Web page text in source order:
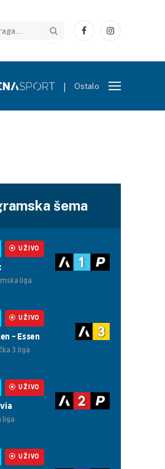
FacebookInstagram
Ostalo
šema